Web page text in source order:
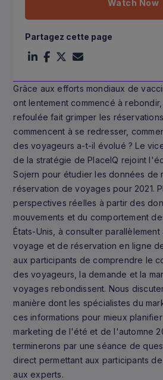
Grâce aux efforts mondiaux de
ont lentement commencé à
refoulée fait grimper les
commencent à se redresser,
des voyageurs a-t-il évolué ? Le
de la stratégie de PlaceIQ rejoint
Sojern pour étudier les données de
réservation de voyages pour 2021.
perspectives réelles à partir des
mouvements et du comportement
États-Unis, à consulter
voyage et de réservation en ligne
aux participants de comprendre le
des voyageurs, la demande et la
voyages rebondissent. Nous
manière dont les spécialistes du
ces informations pour mieux
marketing de l'été et de l'automne
terminerons par une séance de
direct permettant aux participants
aux experts.
Watch Now
Partagez cette page